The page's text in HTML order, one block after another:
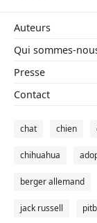
Auteurs
Qui sommes-
Presse
Contact
chat chien
chihuahua
berger allemand
jack russell